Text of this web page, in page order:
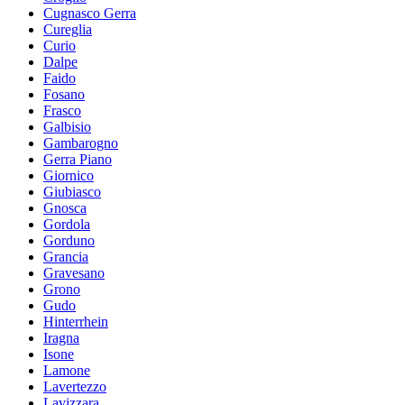
Cugnasco Gerra
Cureglia
Curio
Dalpe
Faido
Fosano
Frasco
Galbisio
Gambarogno
Gerra Piano
Giornico
Giubiasco
Gnosca
Gordola
Gorduno
Grancia
Gravesano
Grono
Gudo
Hinterrhein
Iragna
Isone
Lamone
Lavertezzo